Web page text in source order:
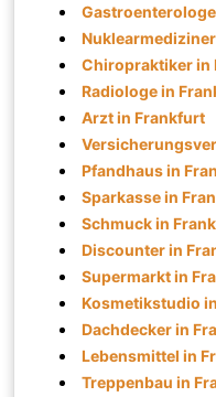
Chiropraktiker in
Radiologe in
Arzt in Frankfurt
Pfandhaus in
Sparkasse in
Schmuck in
Discounter in
Supermarkt in
Kosmetikstudio
Dachdecker in
Lebensmittel in
Treppenbau in